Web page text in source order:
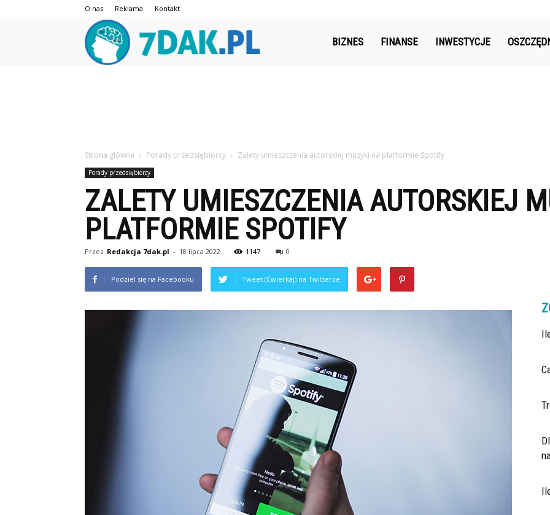
O nas Reklama Kontakt
BIZNES FINANSE INWESTYCJE
Strona główna Porady przedsiębiorcy Zalety umieszczenia autorskiej muzyki na platformie Spotify
Porady przedsiębiorcy
ZALETY UMIESZCZENIA AUTORSKIEJ
PLATFORMIE SPOTIFY
Przez Redakcja 7dak.pl - 18 lipca 2022 1147 0
Podziel się na Facebooku Tweet (Ćwierkaj) na Twitterze